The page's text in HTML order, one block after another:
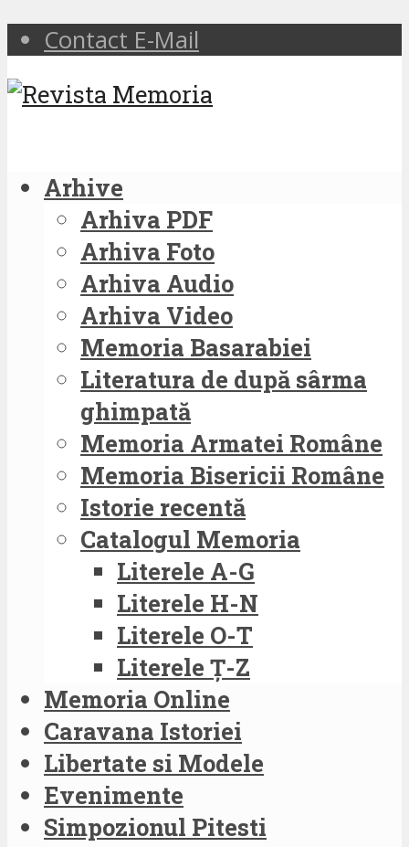
Contact E-Mail
Arhive
Arhiva PDF
Arhiva Foto
Arhiva Audio
Arhiva Video
Memoria Basarabiei
Literatura de după sârma
ghimpată
Memoria Armatei Române
Memoria Bisericii Române
Istorie recentă
Catalogul Memoria
Literele A-G
Literele H-N
Literele O-T
Literele Ț-Z
Memoria Online
Caravana Istoriei
Libertate si Modele
Evenimente
Simpozionul Pitesti